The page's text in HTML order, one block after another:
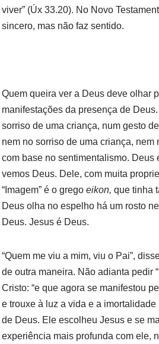
viver” (Úx 33.20). No Novo
sincero, mas não faz sentido.
Quem queira ver a Deus deve olhar
manifestações da presença de
sorriso de uma criança, num gesto
nem no sorriso de uma criança,
com base no sentimentalismo. Deus
vemos Deus. Dele, com muita
“Imagem” é o grego eikon, que tinha
Deus olha no espelho há um rosto
Deus. Jesus é Deus.
“Quem me viu a mim, viu o Pai”,
de outra maneira. Não adianta pedir
Cristo: “e que agora se manifestou
e trouxe à luz a vida e a
de Deus. Ele escolheu Jesus e se
experiência mais profunda com ele,